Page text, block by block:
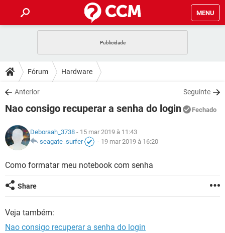
MENU
CELULAR
OUTLOOK
INSTAGRAM GMAIL
GUIA DE COMPRAS
DICAS
JOGOS
INSTAGRAM GMAIL
GUIA DE COMPRAS
DOWNLOADS
JOGOS WHATSAPP
CELULAR
OUTLOOK EXCEL
INSTAGRAM
JOGOS WHATSAPP
CELULAR
OUTLOOK EXCEL
INSTAGRAM
GLOSSÁRIO
WHATSAPP
INSTAGRAM
GUIA DE COMPRAS
Fórum Hardware
Anterior Seguinte
Nao consigo recuperar a senha do login Fechado
Deboraah_3738 - 15 mar 2019 à 11:43
seagate_surfer
- 19 mar 2019 à 16:20
Como formatar meu notebook com senha
Share
Veja também:
Nao consigo recuperar a senha do login